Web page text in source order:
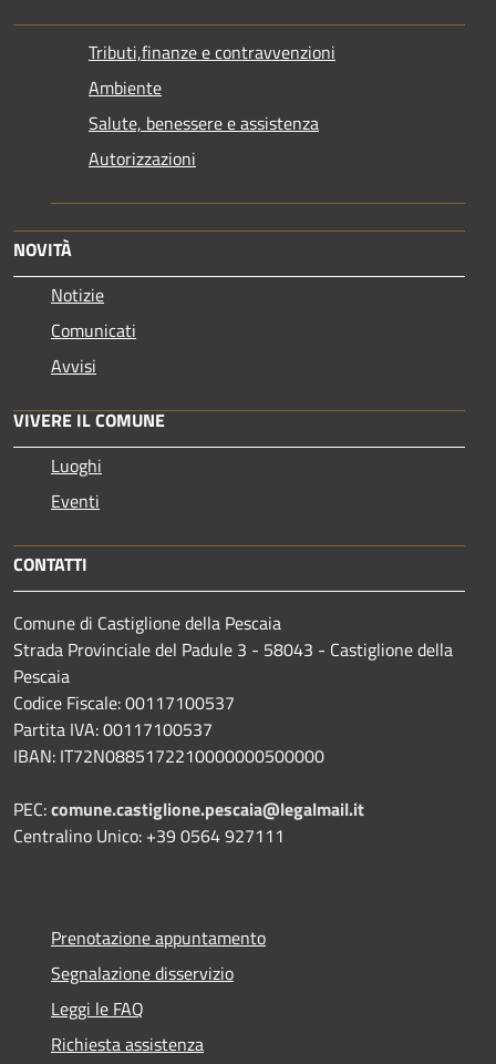
Tributi,finanze e contravvenzioni
Ambiente
Salute, benessere e assistenza
Autorizzazioni
NOVITÀ
Notizie
Comunicati
Avvisi
VIVERE IL COMUNE
Luoghi
Eventi
CONTATTI
Comune di Castiglione della Pescaia
Strada Provinciale del Padule 3 - 58043 - Castiglione della
Pescaia
Codice Fiscale: 00117100537
Partita IVA: 00117100537
IBAN: IT72N0885172210000000500000
PEC:comune.castiglione.pescaia@legalmail.it
Centralino Unico: +39 0564 927111
Prenotazione appuntamento
Segnalazione disservizio
Leggi le FAQ
Richiesta assistenza